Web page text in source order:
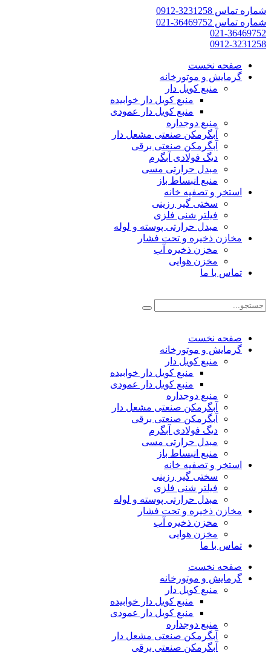
شماره تماس 3231258-0912
شماره تماس 36469752-021
021-36469752
0912-3231258
صفحه نخست
گرمایش و موتورخانه
منبع کویل دار
منبع کویل دار خوابیده
منبع کویل دار عمودی
منبع دوجداره
آبگرمکن صنعتی مشعل دار
آبگرمکن صنعتی برقی
دیگ فولادی آبگرم
مبدل حرارتی مسی
منبع انبساط باز
استخر و تصفیه خانه
سختی گیر رزینی
فیلتر شنی فلزی
مبدل حرارتی پوسته و لوله
مخازن ذخیره و تحت فشار
مخزن ذخیره آب
مخزن هوایی
تماس با ما
صفحه نخست
گرمایش و موتورخانه
منبع کویل دار
منبع کویل دار خوابیده
منبع کویل دار عمودی
منبع دوجداره
آبگرمکن صنعتی مشعل دار
آبگرمکن صنعتی برقی
دیگ فولادی آبگرم
مبدل حرارتی مسی
منبع انبساط باز
استخر و تصفیه خانه
سختی گیر رزینی
فیلتر شنی فلزی
مبدل حرارتی پوسته و لوله
مخازن ذخیره و تحت فشار
مخزن ذخیره آب
مخزن هوایی
تماس با ما
صفحه نخست
گرمایش و موتورخانه
منبع کویل دار
منبع کویل دار خوابیده
منبع کویل دار عمودی
منبع دوجداره
آبگرمکن صنعتی مشعل دار
آبگرمکن صنعتی برقی